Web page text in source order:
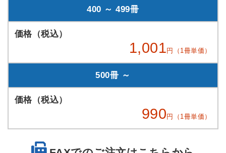
400 ～ 499冊
1,001 円（1冊単価）
500冊 ～
990 円（1冊単価）